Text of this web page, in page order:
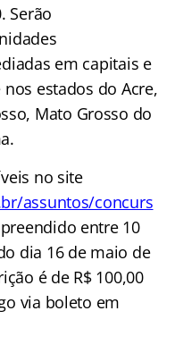
Serão
em capitais e
estados do Acre,
Mato Grosso do
no site
assuntos/concurs
entre 10
dia 16 de maio de
é de R$ 100,00
via boleto em